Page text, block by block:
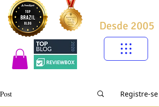
Desde 2005
Post Registre-se